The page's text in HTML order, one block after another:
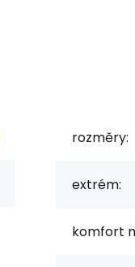
rozměry:
extrém:
komfort